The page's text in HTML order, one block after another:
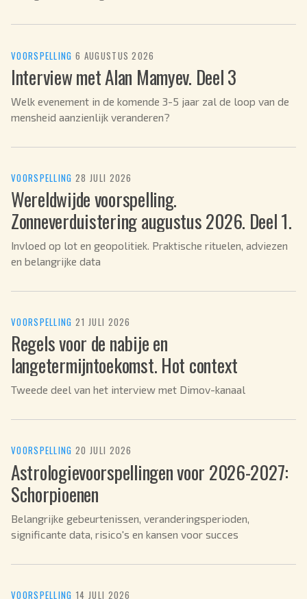
VOORSPELLING ·6 AUGUSTUS 2026
Interview met Alan Mamyev. Deel 3
Welk evenement in de komende 3-5 jaar zal de loop van de
mensheid aanzienlijk veranderen?
VOORSPELLING ·28 JULI 2026
Wereldwijde voorspelling.
Zonneverduistering augustus 2026. Deel 1.
Invloed op lot en geopolitiek. Praktische rituelen, adviezen
en belangrijke data
VOORSPELLING ·21 JULI 2026
Regels voor de nabije en
langetermijntoekomst. Hot context
Tweede deel van het interview met Dimov-kanaal
VOORSPELLING ·20 JULI 2026
Astrologievoorspellingen voor 2026-2027:
Schorpioenen
Belangrijke gebeurtenissen, veranderingsperioden,
significante data, risico's en kansen voor succes
VOORSPELLING 14 JULI 2026